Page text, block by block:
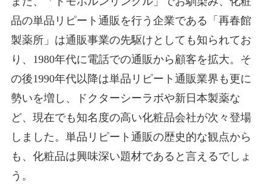
品の単品リピート通販を行う企業である「再春館
製薬所」は通販事業の先駆けとしても知られてお
り、1980年代に電話での通販から顧客を拡大。そ
の後1990年代以降は単品リピート通販業界も更に
勢いを増し、ドクターシーラボや新日本製薬な
ど、現在でも知名度の高い化粧品会社が次々登場
しました。単品リピート通販の歴史的な観点から
も、化粧品は興味深い題材であると言えるでしょ
う。